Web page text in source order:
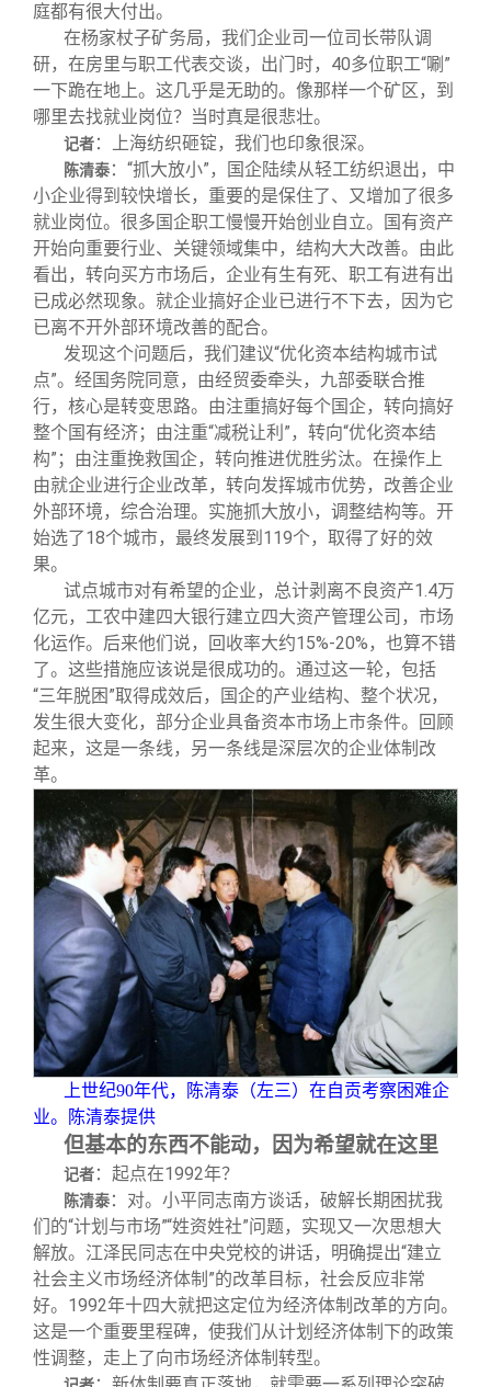
庭都有很大付出。
在杨家杖子矿务局，我们企业司一位司长带队调
研，在房里与职工代表交谈，出门时，40多位职工“唰”
一下跪在地上。这几乎是无助的。像那样一个矿区，到
哪里去找就业岗位？当时真是很悲壮。
记者：上海纺织砸锭，我们也印象很深。
陈清泰：“抓大放小”，国企陆续从轻工纺织退出，中
小企业得到较快增长，重要的是保住了、又增加了很多
就业岗位。很多国企职工慢慢开始创业自立。国有资产
开始向重要行业、关键领域集中，结构大大改善。由此
看出，转向买方市场后，企业有生有死、职工有进有出
已成必然现象。就企业搞好企业已进行不下去，因为它
已离不开外部环境改善的配合。
发现这个问题后，我们建议“优化资本结构城市试
点”。经国务院同意，由经贸委牵头，九部委联合推
行，核心是转变思路。由注重搞好每个国企，转向搞好
整个国有经济；由注重“减税让利”，转向“优化资本结
构”；由注重挽救国企，转向推进优胜劣汰。在操作上
由就企业进行企业改革，转向发挥城市优势，改善企业
外部环境，综合治理。实施抓大放小，调整结构等。开
始选了18个城市，最终发展到119个，取得了好的效
果。
试点城市对有希望的企业，总计剥离不良资产1.4万
亿元，工农中建四大银行建立四大资产管理公司，市场
化运作。后来他们说，回收率大约15%-20%，也算不错
了。这些措施应该说是很成功的。通过这一轮，包括
“三年脱困”取得成效后，国企的产业结构、整个状况，
发生很大变化，部分企业具备资本市场上市条件。回顾
起来，这是一条线，另一条线是深层次的企业体制改
革。
上世纪90年代，陈清泰（左三）在自贡考察困难企
业。陈清泰提供
但基本的东西不能动，因为希望就在这里
记者：起点在1992年？
陈清泰：对。小平同志南方谈话，破解长期困扰我
们的“计划与市场”“姓资姓社”问题，实现又一次思想大
解放。江泽民同志在中央党校的讲话，明确提出“建立
社会主义市场经济体制”的改革目标，社会反应非常
好。1992年十四大就把这定位为经济体制改革的方向。
这是一个重要里程碑，使我们从计划经济体制下的政策
性调整，走上了向市场经济体制转型。